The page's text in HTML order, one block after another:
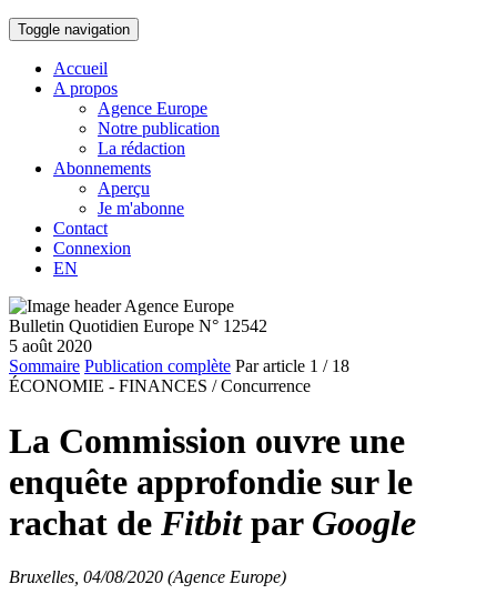
Toggle navigation
Accueil
A propos
Agence Europe
Notre publication
La rédaction
Abonnements
Aperçu
Je m'abonne
Contact
Connexion
EN
Bulletin Quotidien Europe N° 12542
5 août 2020
Sommaire Publication complète Par article 1 / 18
ÉCONOMIE - FINANCES / Concurrence
La Commission ouvre une
enquête approfondie sur le
rachat de Fitbitpar Google
Bruxelles, 04/08/2020 (Agence Europe)